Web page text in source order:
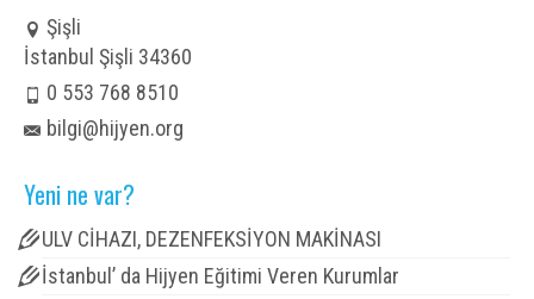
Şişli
İstanbul Şişli 34360
0 553 768 8510
bilgi@hijyen.org
Yeni ne var?
ULV CİHAZI, DEZENFEKSİYON MAKİNASI
İstanbul’ da Hijyen Eğitimi Veren Kurumlar